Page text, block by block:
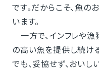
です。だからこそ、魚
います。
一方で、インフレや
の高い魚を提供し続け
でも、妥協せず、おいし